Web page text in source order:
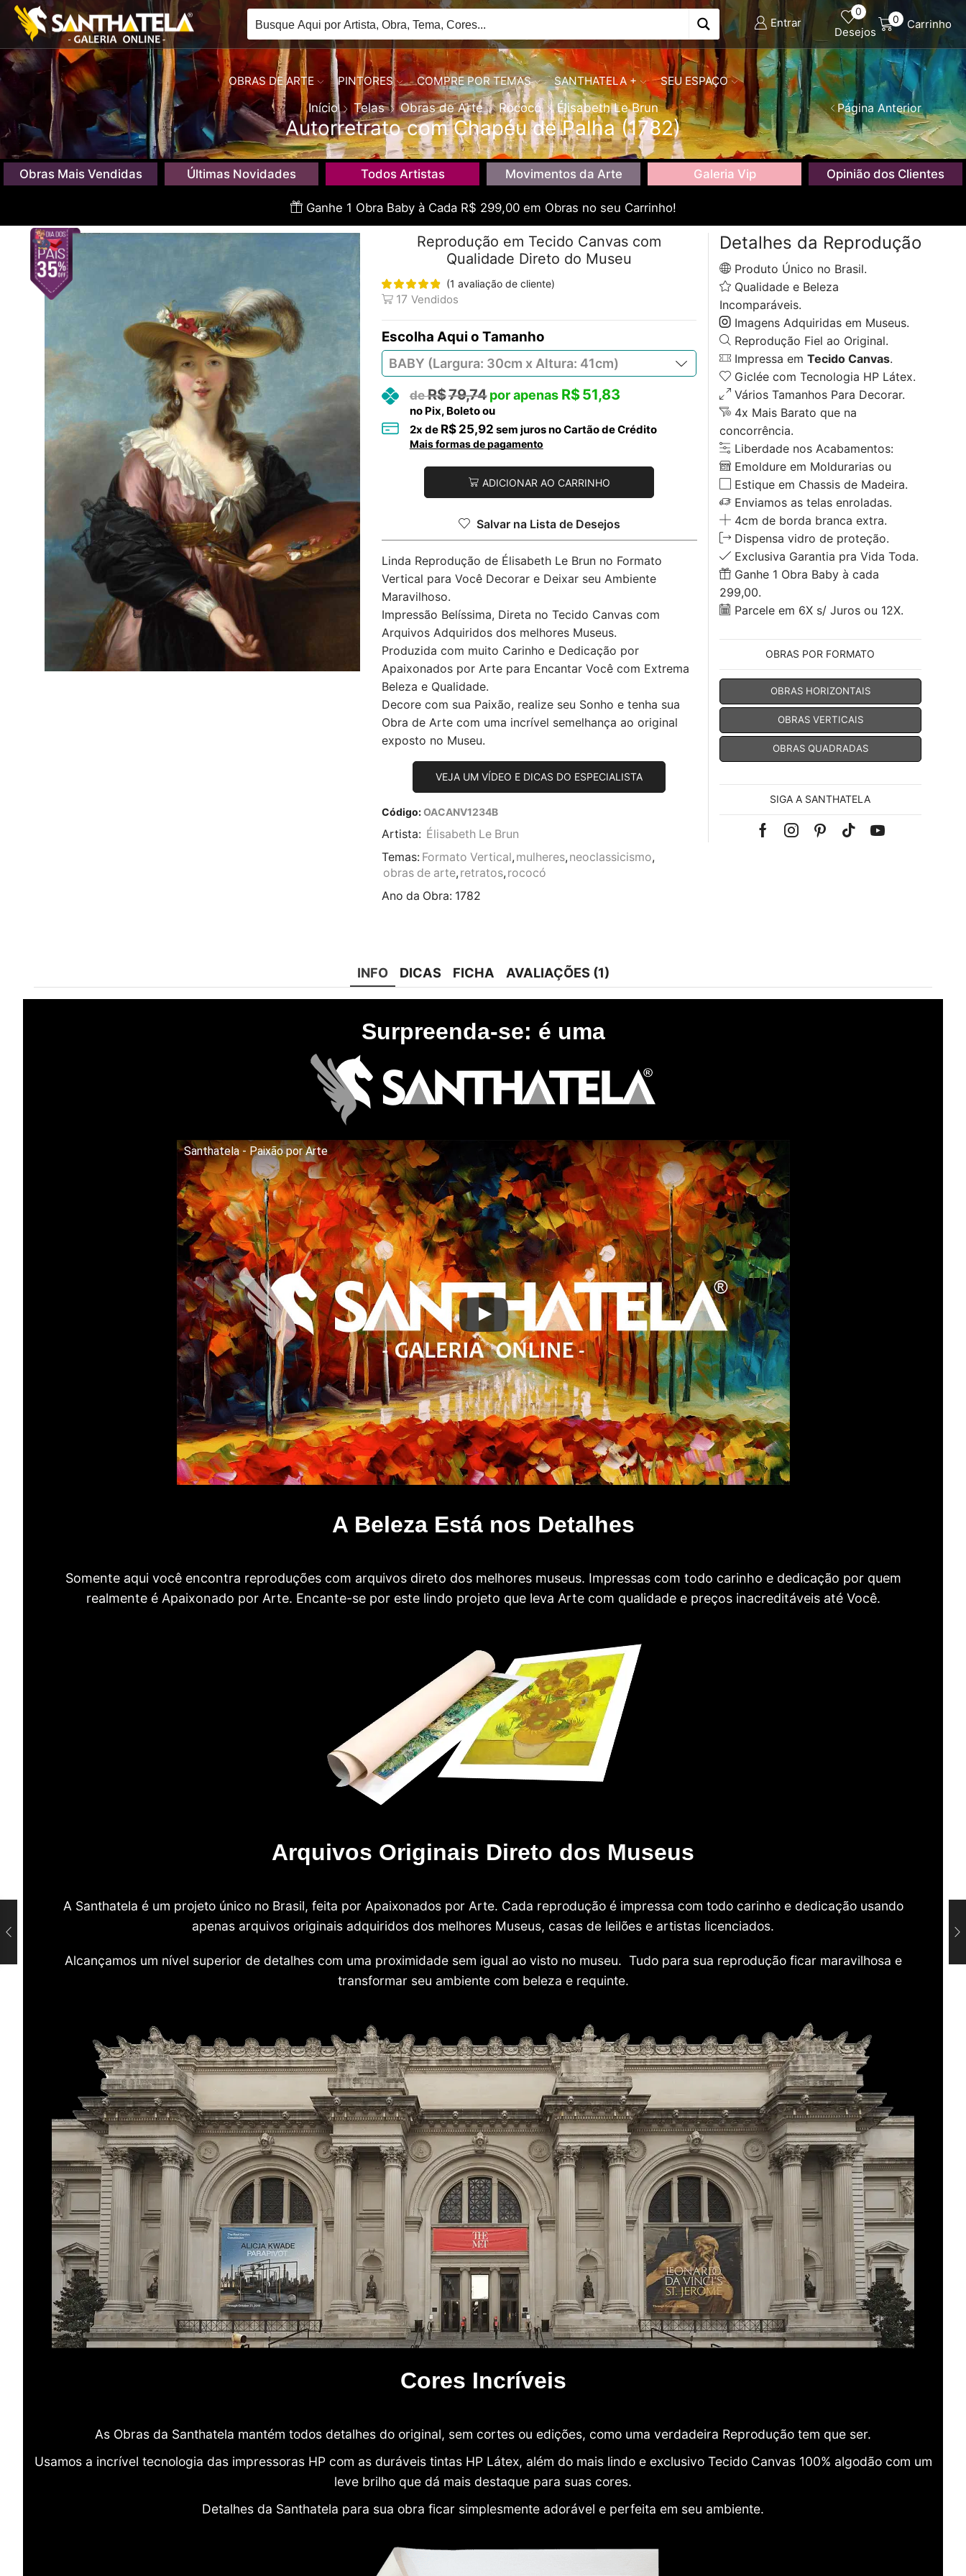
Entrar
0
Desejos
0 Carrinho
OBRAS DE ARTE PINTORES COMPRE POR TEMAS SANTHATELA + SEU ESPAÇO
Início Telas Obras de Arte Rococó Élisabeth Le Brun
Autorretrato com Chapéu de Palha (1782)
Página Anterior
Obras Mais Vendidas Últimas Novidades Todos Artistas Movimentos da Arte Galeria Vip Opinião dos Clientes
Ganhe 1 Obra Baby à Cada R$ 299,00 em Obras no seu Carrinho!
Reprodução em Tecido Canvas com
Qualidade Direto do Museu
(1 avaliação de cliente)
17 Vendidos
Tamanho
R$79,74 R$51,83
no Pix, Boleto ou
2x de R$ 25,92 sem juros no Cartão de Crédito
Mais formas de pagamento
ADICIONAR AO CARRINHO
Salvar na Lista de Desejos
Linda Reprodução de Élisabeth Le Brun no Formato
Vertical para Você Decorar e Deixar seu Ambiente
Maravilhoso.
Impressão Belíssima, Direta no Tecido Canvas com
Arquivos Adquiridos dos melhores Museus.
Produzida com muito Carinho e Dedicação por
Apaixonados por Arte para Encantar Você com Extrema
Beleza e Qualidade.
Decore com sua Paixão, realize seu Sonho e tenha sua
Obra de Arte com uma incrível semelhança ao original
exposto no Museu.
VEJA UM VÍDEO E DICAS DO ESPECIALISTA
Código:OACANV1234B
Artista: Élisabeth Le Brun
Temas: Formato Vertical, mulheres, neoclassicismo,
obras de arte, retratos, rococó
Ano da Obra: 1782
Detalhes da Reprodução
Produto Único no Brasil.
Qualidade e Beleza
Incomparáveis.
Imagens Adquiridas em Museus.
Reprodução Fiel ao Original.
Impressa em Tecido Canvas.
Giclée com Tecnologia HP Látex.
Vários Tamanhos Para Decorar.
4x Mais Barato que na
concorrência.
Liberdade nos Acabamentos:
Emoldure em Moldurarias ou
Estique em Chassis de Madeira.
Enviamos as telas enroladas.
4cm de borda branca extra.
Dispensa vidro de proteção.
Exclusiva Garantia pra Vida Toda.
Ganhe 1 Obra Baby à cada
299,00.
Parcele em 6X s/ Juros ou 12X.
OBRAS POR FORMATO
OBRAS HORIZONTAIS
OBRAS VERTICAIS
OBRAS QUADRADAS
SIGA A SANTHATELA
FacebookInstagramPinterest
Tik-Youtube
INFO DICAS FICHA AVALIAÇÕES (1)
Surpreenda-se: é uma
Santhatela - Paixão por Arte
A Beleza Está nos Detalhes
Somente aqui você encontra reproduções com arquivos direto dos melhores museus. Impressas com todo carinho e dedicação por quem
realmente é Apaixonado por Arte. Encante-se por este lindo projeto que leva Arte com qualidade e preços inacreditáveis até Você.
Arquivos Originais Direto dos Museus
A Santhatela é um projeto único no Brasil, feita por Apaixonados por Arte. Cada reprodução é impressa com todo carinho e dedicação usando
apenas arquivos originais adquiridos dos melhores Museus, casas de leilões e artistas licenciados.
Alcançamos um nível superior de detalhes com uma proximidade sem igual ao visto no museu. Tudo para sua reprodução ficar maravilhosa e
transformar seu ambiente com beleza e requinte.
Cores Incríveis
As Obras da Santhatela mantém todos detalhes do original, sem cortes ou edições, como uma verdadeira Reprodução tem que ser.
Usamos a incrível tecnologia das impressoras HP com as duráveis tintas HP Látex, além do mais lindo e exclusivo Tecido Canvas 100% algodão com um
leve brilho que dá mais destaque para suas cores.
Detalhes da Santhatela para sua obra ficar simplesmente adorável e perfeita em seu ambiente.